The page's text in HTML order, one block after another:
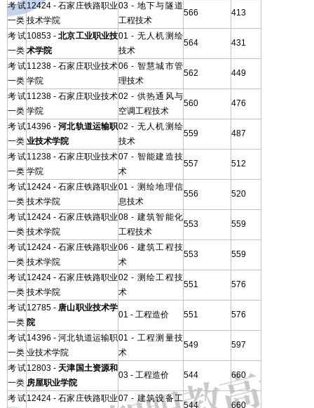
考试
一类
12424 - 石家庄铁路职业
技术学院
03 - 地下与隧道
工程技术
566 413
考试
一类
10853 -北京工业职业技
术学院
01 - 无人机测绘
技术
564 431
考试
一类
11238 - 石家庄职业技术
学院
06 - 智慧城市管
理技术
562 449
考试
一类
11238 - 石家庄职业技术
学院
02 - 供热通风与
空调工程技术
560 476
考试
一类
14396 -河北轨道运输职
业技术学院
02 - 无人机测绘
技术
559 487
考试
一类
11238 - 石家庄职业技术
学院
07 - 智能建造技
术
557 512
考试
一类
12424 - 石家庄铁路职业
技术学院
01 - 测绘地理信
息技术
556 520
考试
一类
12424 - 石家庄铁路职业
技术学院
08 - 建筑智能化
工程技术
553 559
考试
一类
12424 - 石家庄铁路职业
技术学院
06 - 建筑工程技
术
553 559
考试
一类
12424 - 石家庄铁路职业
技术学院
02 - 测绘工程技
术
551 576
考试
一类
12785 - 唐山职业技术学
院
01 - 工程造价 551 576
考试
一类
14396 - 河北轨道运输职
业技术学院
01 - 工程测量技
术
549 597
考试
一类
12803 - 天津国土资源和
房屋职业学院
03 - 工程造价 544 660
考试12424 - 石家庄铁路职业07 - 建筑设备工
544 660